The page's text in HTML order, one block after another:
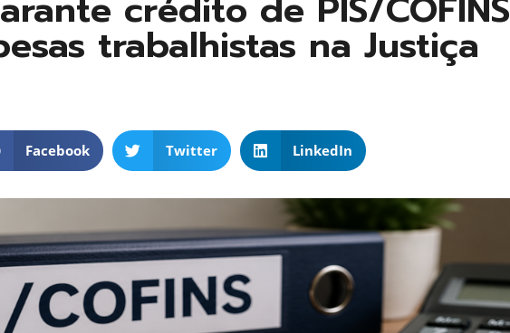
trabalhistas na Justiça
Facebook Twitter LinkedIn